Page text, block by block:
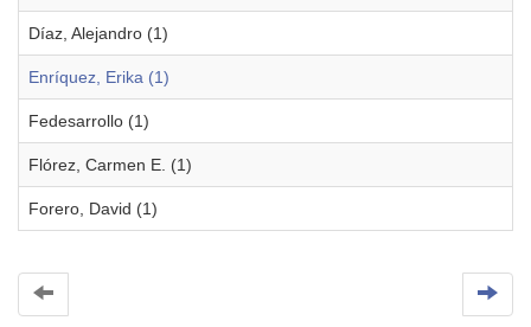
Díaz, Alejandro (1)
Enríquez, Erika (1)
Fedesarrollo (1)
Flórez, Carmen E. (1)
Forero, David (1)